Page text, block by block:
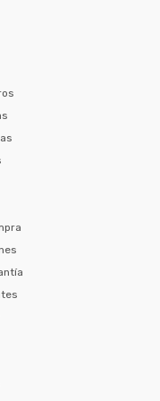
como metodo